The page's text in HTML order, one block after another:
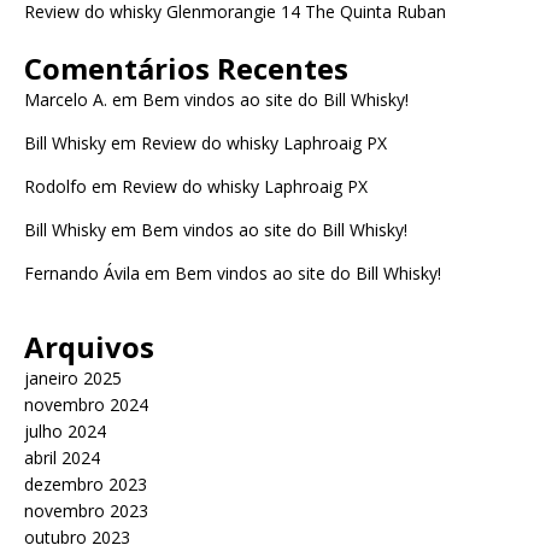
Review do whisky Glenmorangie 14 The Quinta Ruban
Comentários Recentes
Marcelo A. em Bem vindos ao site do Bill Whisky!
Bill Whisky em Review do whisky Laphroaig PX
Rodolfo em Review do whisky Laphroaig PX
Bill Whisky em Bem vindos ao site do Bill Whisky!
Fernando Ávila em Bem vindos ao site do Bill Whisky!
Arquivos
janeiro 2025
novembro 2024
julho 2024
abril 2024
dezembro 2023
novembro 2023
outubro 2023